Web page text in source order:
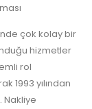
çok kolay bir
hizmetler
rol
1993 yılından
Nakliye